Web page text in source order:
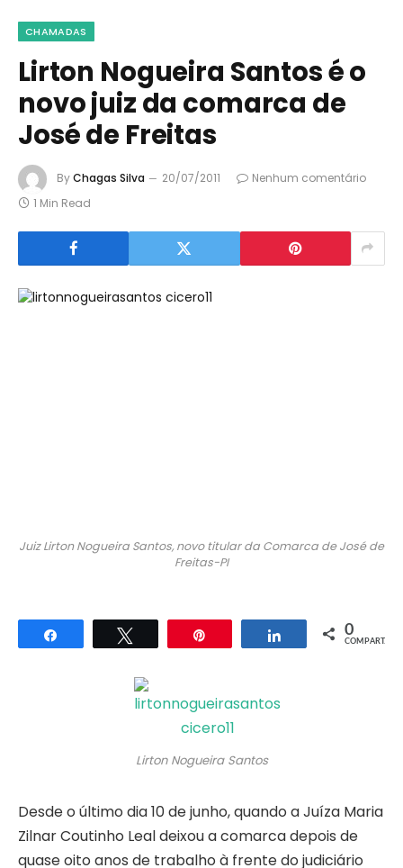
CHAMADAS
Lirton Nogueira Santos é o
novo juiz da comarca de
José de Freitas
ByChagas Silva 20/07/2011
Nenhum comentário
1 Min Read
Juiz Lirton Nogueira Santos, novo titular da Comarca de José de
Freitas-PI
Compartilhar Compartilhar
0
COMPART.
Lirton Nogueira Santos
Desde o último dia 10 de junho, quando a Juíza Maria
Zilnar Coutinho Leal deixou a comarca depois de
quase oito anos de trabalho à frente do judiciário